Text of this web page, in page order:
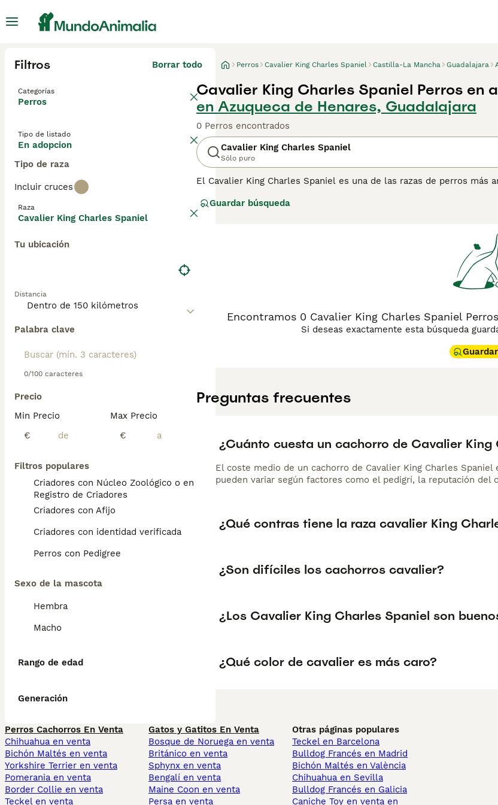
Filtros Borrar todo
Categorías
Perros
Tipo de listado
En adopcion
Tipo de raza
Incluir cruces
Raza
Cavalier King Charles Spaniel
Tu ubicación
Distancia
Palabra clave
0/100 caracteres
Precio
Min Precio
€
Max Precio
€
Filtros populares
Criadores con Núcleo Zoológico o en el
Registro de Criadores
Criadores con Afijo
Criadores con identidad verificada
Perros con Pedigree
Sexo de la mascota
Hembra
Macho
Rango de edad
Generación
Perros Cavalier King Charles Spaniel Castilla-La Mancha Guadalajara
Cavalier King Charles Spaniel Perros en
en Azuqueca de Henares, Guadalajara
0 Perros encontrados
Cavalier King Charles Spaniel
Sólo puro
El Cavalier King Charles Spaniel es una de las razas de perros
en una de los perros más populares en Gran Bretaña. Los
tienen una nariz más larga y menos chata.
página de consejos de compra de Cavalier King Charles
Guardar búsqueda
Encontramos 0 Cavalier King Charles Spaniel
Si deseas exactamente esta búsqueda
Preguntas frecuentes
¿Cuánto cuesta un cachorro de Cavalier King
El coste medio de un cachorro de Cavalier King Charles
pueden variar según factores como el pedigrí, la reputación del
¿Qué contras tiene la raza cavalier King
¿Son difíciles los cachorros cavalier?
¿Los Cavalier King Charles Spaniel son
¿Qué color de cavalier es más caro?
Perros Cachorros En Venta
Chihuahua en venta
Bichón Maltés en venta
Yorkshire Terrier en venta
Pomerania en venta
Border Collie en venta
Teckel en venta
Gatos y Gatitos En Venta
Bosque de Noruega en venta
Británico en venta
Sphynx en venta
Bengalí en venta
Maine Coon en venta
Persa en venta
Otras páginas populares
Teckel en Barcelona
Bulldog Francés en Madrid
Bichón Maltés en València
Chihuahua en Sevilla
Bulldog Francés en Galicia
Caniche Toy en venta en